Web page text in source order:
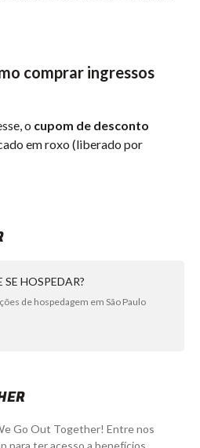
comprar ingressos
o cupom de desconto
em roxo (liberado por
HOSPEDAR?
de hospedagem em São Paulo
Go Out Together! Entre nos
para ter acesso a benefícios